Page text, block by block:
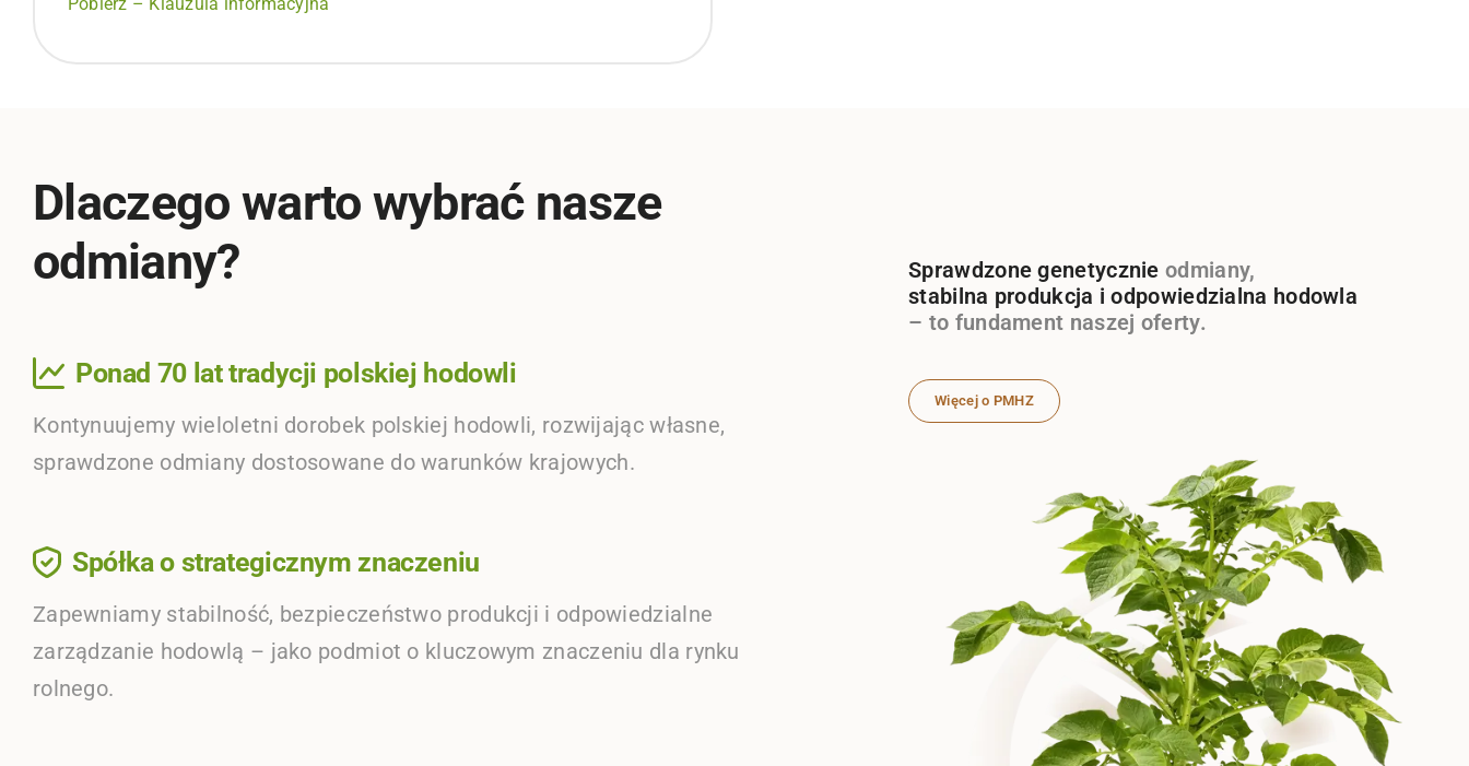
Dlaczego warto wybrać nasze
odmiany?
Ponad 70 lat tradycji polskiej hodowli
Kontynuujemy wieloletni dorobek polskiej hodowli, rozwijając własne,
sprawdzone odmiany dostosowane do warunków krajowych.
Spółka o strategicznym znaczeniu
Zapewniamy stabilność, bezpieczeństwo produkcji i odpowiedzialne
zarządzanie hodowlą – jako podmiot o kluczowym znaczeniu dla rynku
rolnego.
Sprawdzone genetycznieodmiany,
stabilna produkcja i odpowiedzialna hodowla
– to fundament naszej oferty.
Więcej o PMHZ